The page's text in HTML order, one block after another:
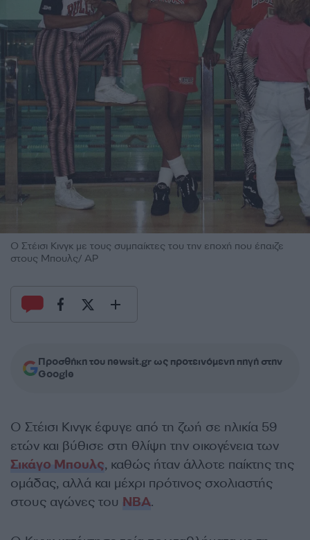
Ο Στέισι Κινγκ με τους συμπαίκτες του την εποχή που έπαιζε
στους Μπουλς/ AP
Προσθήκη του newsit.gr ως προτεινόμενη πηγή στην
Google
Ο Στέισι Κινγκ έφυγε από τη ζωή σε ηλικία 59
ετών και βύθισε στη θλίψη την οικογένεια των
Σικάγο Μπουλς, καθώς ήταν άλλοτε παίκτης της
ομάδας, αλλά και μέχρι πρότινος σχολιαστής
στους αγώνες του NBA.